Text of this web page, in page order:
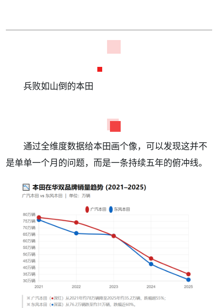
兵败如山倒的本田
通过全维度数据给本田画个像，可以发现这并不
是单单一个月的问题，而是一条持续五年的俯冲线。